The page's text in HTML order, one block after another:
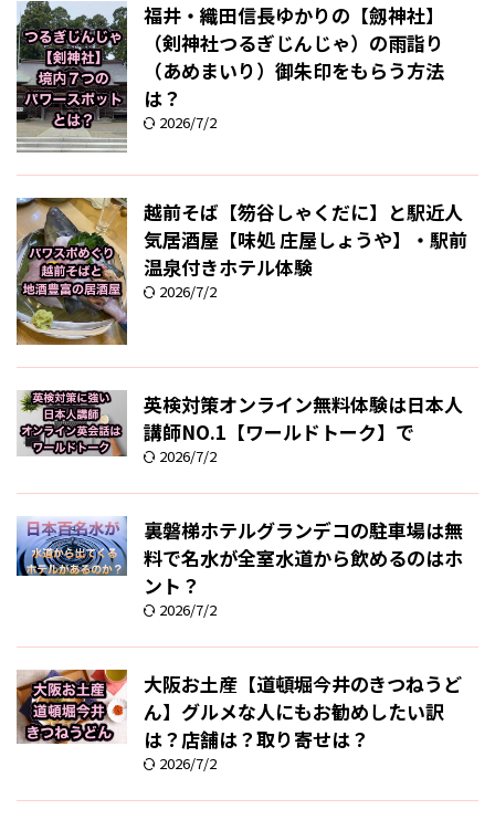
福井・織田信長ゆかりの【劔神社】
（剣神社つるぎじんじゃ）の雨詣り
（あめまいり）御朱印をもらう方法
は？
2026/7/2
越前そば【笏谷しゃくだに】と駅近人
気居酒屋【味処 庄屋しょうや】・駅前
温泉付きホテル体験
2026/7/2
英検対策オンライン無料体験は日本人
講師NO.1【ワールドトーク】で
2026/7/2
裏磐梯ホテルグランデコの駐車場は無
料で名水が全室水道から飲めるのはホ
ント？
2026/7/2
大阪お土産【道頓堀今井のきつねうど
ん】グルメな人にもお勧めしたい訳
は？店舗は？取り寄せは？
2026/7/2